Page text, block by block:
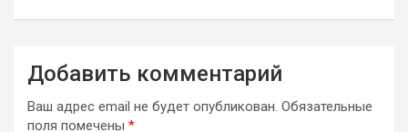
Добавить комментарий
Ваш адрес email не будет опубликован. Обязательные
поля помечены *